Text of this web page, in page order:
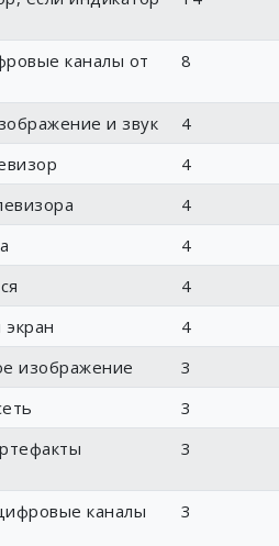
каналы от
8
и звук
4
4
4
4
4
4
изображение
3
3
3
каналы
3